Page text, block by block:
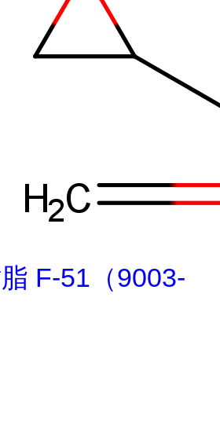
F-51（9003-